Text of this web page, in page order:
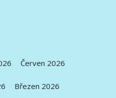
Červen 2026
Březen 2026